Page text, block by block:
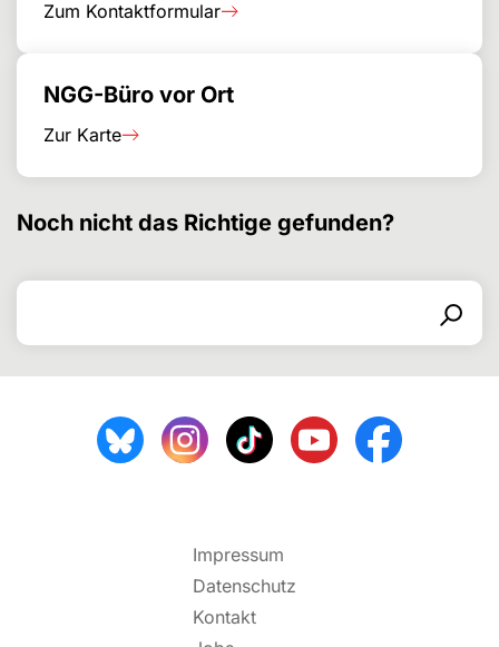
Zum Kontaktformular
NGG-Büro vor Ort
Zur Karte
Noch nicht das Richtige gefunden?
Search for
Search
Impressum
Datenschutz
Kontakt